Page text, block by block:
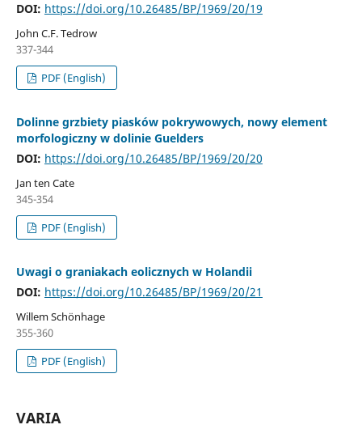
DOI: https://doi.org/10.26485/BP/1969/20/19
John C.F. Tedrow
337-344
PDF (English)
Dolinne grzbiety piasków pokrywowych, nowy element
morfologiczny w dolinie Guelders
DOI: https://doi.org/10.26485/BP/1969/20/20
Jan ten Cate
345-354
PDF (English)
Uwagi o graniakach eolicznych w Holandii
DOI: https://doi.org/10.26485/BP/1969/20/21
Willem Schönhage
355-360
PDF (English)
VARIA